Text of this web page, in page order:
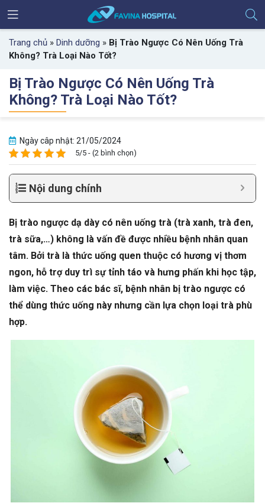
Trang chủ » Dinh dưỡng » Bị Trào Ngược Có Nên Uống Trà
Không? Trà Loại Nào Tốt?
Bị Trào Ngược Có Nên Uống Trà
Không? Trà Loại Nào Tốt?
Ngày câp nhật: 21/05/2024
5/5 - (2 bình chọn)
Nội dung chính
Bị trào ngược dạ dày có nên uống trà (trà xanh, trà đen,
trà sữa,…) không là vấn đề được nhiều bệnh nhân quan
tâm. Bởi trà là thức uống quen thuộc có hương vị thơm
ngon, hỗ trợ duy trì sự tỉnh táo và hưng phấn khi học tập,
làm việc. Theo các bác sĩ, bệnh nhân bị trào ngược có
thể dùng thức uống này nhưng cần lựa chọn loại trà phù
hợp.